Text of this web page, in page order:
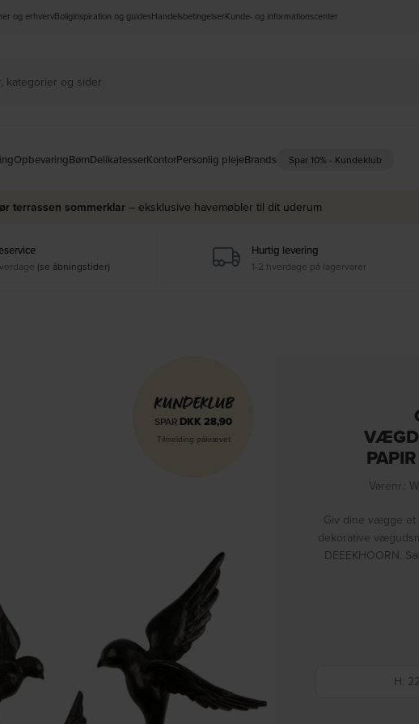
og erhvervBoliginspiration og guidesHandelsbetingelserKunde- og informationscenter
OpbevaringBørnDelikatesserKontorPersonlig plejeBrands Spar 10% - Kundeklub
terrassen sommerklar – eksklusive havemøbler til dit uderum
(se åbningstider)
Hurtig levering
1-2 hverdage på lagervarer
KUNDEKLUB
SPAR DKK 28,90
Tilmelding påkrævet
Varenr.:
Giv dine vægge
dekorative
DEEEKHOORN.
H: